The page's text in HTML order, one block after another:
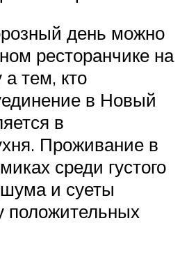
день можно
ресторанчике на
тем, кто
в Новый
в
Проживание в
среди густого
и суеты
положительных